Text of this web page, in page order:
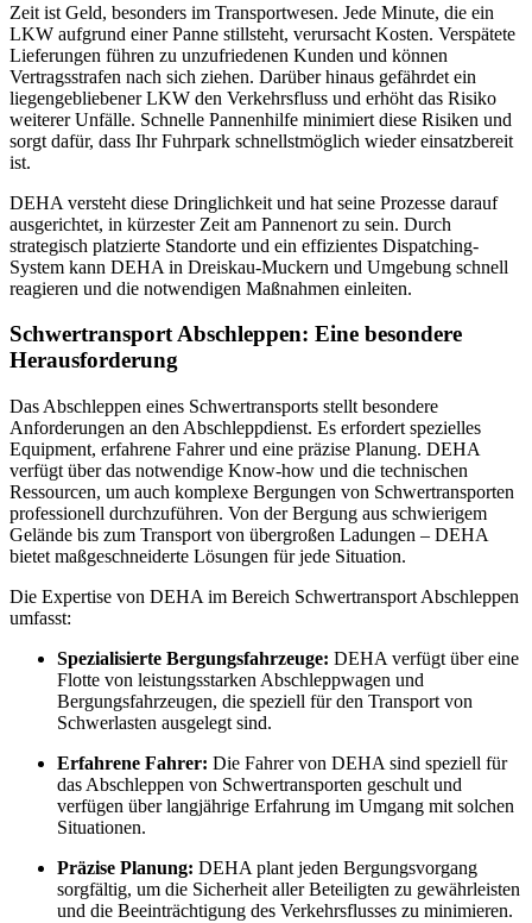
Zeit ist Geld, besonders im Transportwesen. Jede Minute, die ein
LKW aufgrund einer Panne stillsteht, verursacht Kosten. Verspätete
Lieferungen führen zu unzufriedenen Kunden und können
Vertragsstrafen nach sich ziehen. Darüber hinaus gefährdet ein
liegengebliebener LKW den Verkehrsfluss und erhöht das Risiko
weiterer Unfälle. Schnelle Pannenhilfe minimiert diese Risiken und
sorgt dafür, dass Ihr Fuhrpark schnellstmöglich wieder einsatzbereit
ist.
DEHA versteht diese Dringlichkeit und hat seine Prozesse darauf
ausgerichtet, in kürzester Zeit am Pannenort zu sein. Durch
strategisch platzierte Standorte und ein effizientes Dispatching-
System kann DEHA in Dreiskau-Muckern und Umgebung schnell
reagieren und die notwendigen Maßnahmen einleiten.
Schwertransport Abschleppen: Eine besondere
Herausforderung
Das Abschleppen eines Schwertransports stellt besondere
Anforderungen an den Abschleppdienst. Es erfordert spezielles
Equipment, erfahrene Fahrer und eine präzise Planung. DEHA
verfügt über das notwendige Know-how und die technischen
Ressourcen, um auch komplexe Bergungen von Schwertransporten
professionell durchzuführen. Von der Bergung aus schwierigem
Gelände bis zum Transport von übergroßen Ladungen – DEHA
bietet maßgeschneiderte Lösungen für jede Situation.
Die Expertise von DEHA im Bereich Schwertransport Abschleppen
umfasst:
Spezialisierte Bergungsfahrzeuge: DEHA verfügt über eine
Flotte von leistungsstarken Abschleppwagen und
Bergungsfahrzeugen, die speziell für den Transport von
Schwerlasten ausgelegt sind.
Erfahrene Fahrer: Die Fahrer von DEHA sind speziell für
das Abschleppen von Schwertransporten geschult und
verfügen über langjährige Erfahrung im Umgang mit solchen
Situationen.
Präzise Planung: DEHA plant jeden Bergungsvorgang
sorgfältig, um die Sicherheit aller Beteiligten zu gewährleisten
und die Beeinträchtigung des Verkehrsflusses zu minimieren.